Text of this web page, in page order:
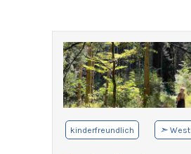
kinderfreundlich ➣ West